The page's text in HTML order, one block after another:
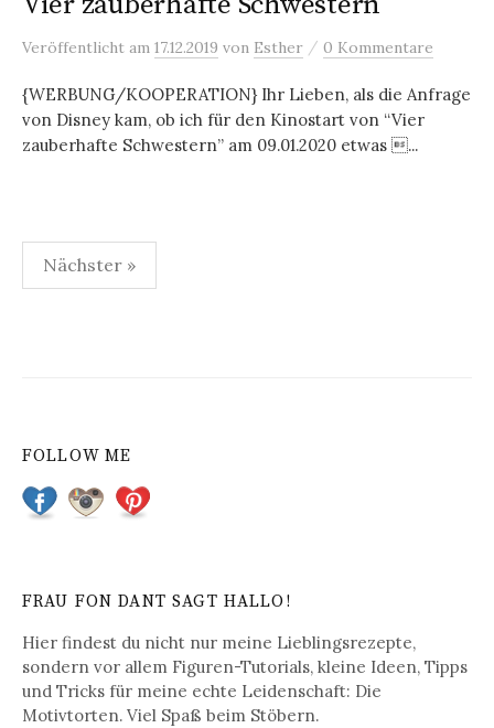
Veröffentlicht am 17.12.2019 von Esther / 0 Kommentare
{WERBUNG/KOOPERATION} Ihr Lieben, als die Anfrage
von Disney kam, ob ich für den Kinostart von “Vier
zauberhafte Schwestern” am 09.01.2020 etwas ...
r
a
s
N
a
Nächster »
FOLLOW ME
FRAU FON DANT SAGT HALLO!
Hier findest du nicht nur meine Lieblingsrezepte,
sondern vor allem Figuren-Tutorials, kleine Ideen, Tipps
und Tricks für meine echte Leidenschaft: Die
Motivtorten. Viel Spaß beim Stöbern.